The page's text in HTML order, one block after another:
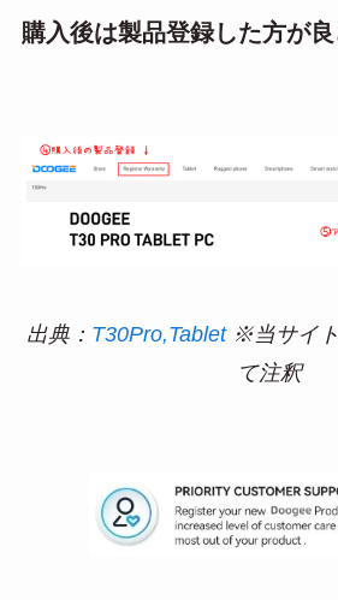
購入後は製品登録した方が
出典： T30Pro,Tablet※当サイト
て注釈